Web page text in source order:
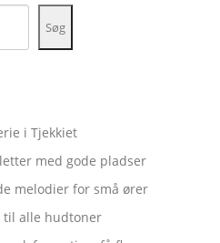
Søg
i Tjekkiet
med gode pladser
melodier for små ører
til alle hudtoner